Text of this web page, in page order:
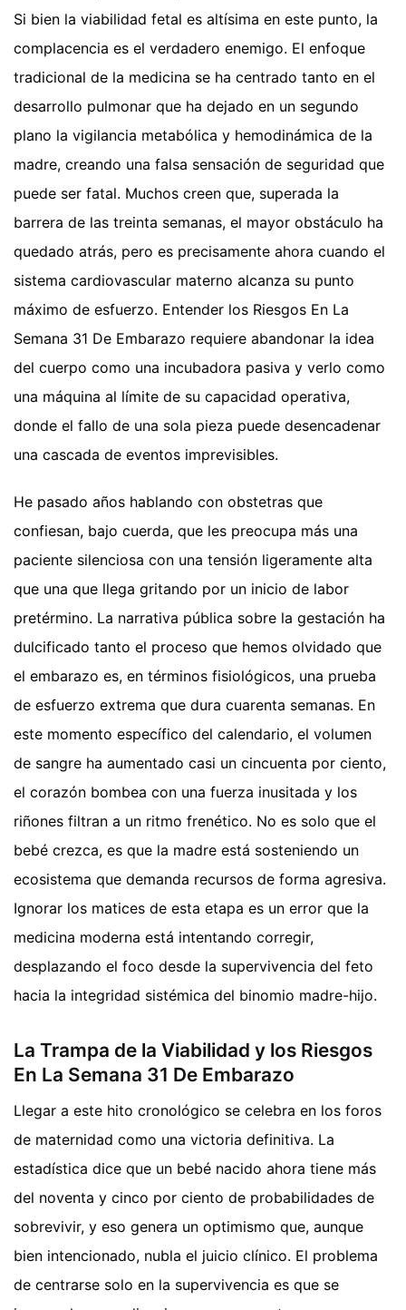
Si bien la viabilidad fetal es altísima en este punto, la
complacencia es el verdadero enemigo. El enfoque
tradicional de la medicina se ha centrado tanto en el
desarrollo pulmonar que ha dejado en un segundo
plano la vigilancia metabólica y hemodinámica de la
madre, creando una falsa sensación de seguridad que
puede ser fatal. Muchos creen que, superada la
barrera de las treinta semanas, el mayor obstáculo ha
quedado atrás, pero es precisamente ahora cuando el
sistema cardiovascular materno alcanza su punto
máximo de esfuerzo. Entender los Riesgos En La
Semana 31 De Embarazo requiere abandonar la idea
del cuerpo como una incubadora pasiva y verlo como
una máquina al límite de su capacidad operativa,
donde el fallo de una sola pieza puede desencadenar
una cascada de eventos imprevisibles.
He pasado años hablando con obstetras que
confiesan, bajo cuerda, que les preocupa más una
paciente silenciosa con una tensión ligeramente alta
que una que llega gritando por un inicio de labor
pretérmino. La narrativa pública sobre la gestación ha
dulcificado tanto el proceso que hemos olvidado que
el embarazo es, en términos fisiológicos, una prueba
de esfuerzo extrema que dura cuarenta semanas. En
este momento específico del calendario, el volumen
de sangre ha aumentado casi un cincuenta por ciento,
el corazón bombea con una fuerza inusitada y los
riñones filtran a un ritmo frenético. No es solo que el
bebé crezca, es que la madre está sosteniendo un
ecosistema que demanda recursos de forma agresiva.
Ignorar los matices de esta etapa es un error que la
medicina moderna está intentando corregir,
desplazando el foco desde la supervivencia del feto
hacia la integridad sistémica del binomio madre-hijo.
La Trampa de la Viabilidad y los Riesgos
En La Semana 31 De Embarazo
Llegar a este hito cronológico se celebra en los foros
de maternidad como una victoria definitiva. La
estadística dice que un bebé nacido ahora tiene más
del noventa y cinco por ciento de probabilidades de
sobrevivir, y eso genera un optimismo que, aunque
bien intencionado, nubla el juicio clínico. El problema
de centrarse solo en la supervivencia es que se